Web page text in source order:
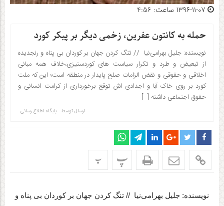
حمله به کانتون عفرین، زخمی دیگر بر پیکر کورد
نویسنده: جلیل بهرامی‌نیا // تنگ کردن جهان بر کوردان بی پناه و رنجدیده
از تبعیض و طرد و تکرار سیاست های کوردستیزی،خلاف همه مبانی
اخلاقی و حقوقی و نقض الزامات صلح پایدار در منطقه است؛ این که ملت
کورد بر روی خاک آبا و اجدادی اش توقع برخورداری از کرامت انسانی و
حقوق اجتماعی داشته […]
ارسال توسط : پایگاه اطلاع رسانی
پ پ
نویسنده: جلیل بهرامی‌نیا // تنگ کردن جهان بر کوردان بی پناه و